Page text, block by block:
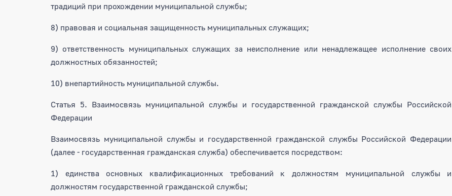
традиций при прохождении муниципальной службы;
8) правовая и социальная защищенность муниципальных служащих;
9) ответственность муниципальных служащих за неисполнение или ненадлежащее исполнение своих
должностных обязанностей;
10) внепартийность муниципальной службы.
Статья 5. Взаимосвязь муниципальной службы и государственной гражданской службы Российской
Федерации
Взаимосвязь муниципальной службы и государственной гражданской службы Российской Федерации
(далее - государственная гражданская служба) обеспечивается посредством:
1) единства основных квалификационных требований к должностям муниципальной службы и
должностям государственной гражданской службы;